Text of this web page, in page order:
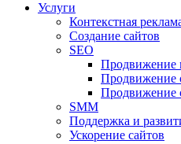
Услуги
Контекстная
Создание сайтов
SEO
Продвижение
Продвижение
Продвижение
SMM
Поддержка и
Ускорение сайтов